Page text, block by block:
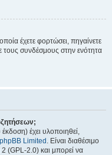
έχετε φορτώσει, πηγαίνετε
συνδέσμους στην ενότητα
έχει υλοποιηθεί,
phpBB Limited . Είναι διαθέσιμο
(GPL-2.0) και μπορεί να